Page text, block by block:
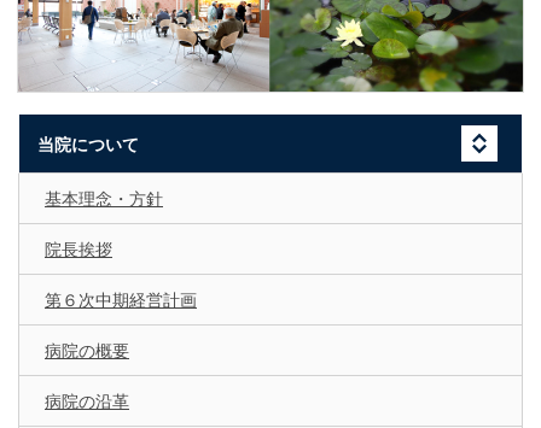
当院について
基本理念・方針
院長挨拶
第６次中期経営計画
病院の概要
病院の沿革